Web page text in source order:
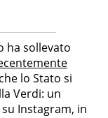
ha sollevato
lo Stato si
Verdi: un
Instagram, in